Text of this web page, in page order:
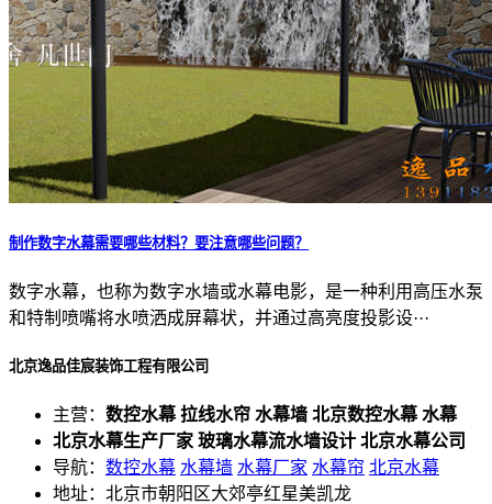
制作数字水幕需要哪些材料？要注意哪些问题？
数字水幕，也称为数字水墙或水幕电影，是一种利用高压水泵
和特制喷嘴将水喷洒成屏幕状，并通过高亮度投影设···
北京逸品佳宸装饰工程有限公司
主营： 数控水幕 拉线水帘 水幕墙 北京数控水幕 水幕
北京水幕生产厂家 玻璃水幕流水墙设计 北京水幕公司
导航： 数控水幕 水幕墙 水幕厂家 水幕帘 北京水幕
地址：北京市朝阳区大郊亭红星美凯龙